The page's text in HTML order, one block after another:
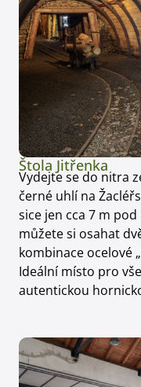
Štola Jitřenka
Vydejte se do nitra
černé uhlí na
sice jen cca 7 m
můžete si osahat
kombinace ocelové
Ideální místo pro
autentickou